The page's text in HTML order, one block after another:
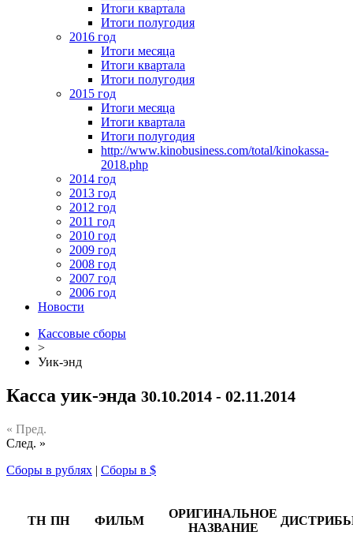
Итоги квартала
Итоги полугодия
2016 год
Итоги месяца
Итоги квартала
Итоги полугодия
2015 год
Итоги месяца
Итоги квартала
Итоги полугодия
http://www.kinobusiness.com/total/kinokassa-
2018.php
2014 год
2013 год
2012 год
2011 год
2010 год
2009 год
2008 год
2007 год
2006 год
Новости
Кассовые сборы
>
Уик-энд
Касса уик-энда 30.10.2014 - 02.11.2014
« Пред.
След. »
Сборы в рублях | Сборы в $
ТН ПН ФИЛЬМ
ОРИГИНАЛЬНОЕ
НАЗВАНИЕ